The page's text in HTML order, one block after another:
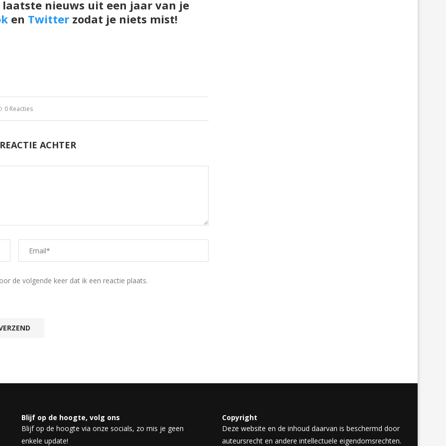
nieuws uit een jaar van je
en Twitterzodat je niets mist!
0 Reacties
ACHTER
de volgende keer dat ik een reactie plaats.
Blijf op de hoogte, volg ons
Blijf op de hoogte via onze socials, zo mis je geen
enkele update!
Copyright
Deze website en de inhoud daarvan is beschermd door
auteursrecht en andere intellectuele eigendomsrechten.